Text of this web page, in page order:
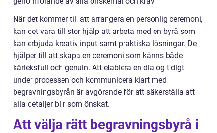
När det kommer till att arrangera en personlig ceremoni,
kan det vara till stor hjälp att arbeta med en byrå som
kan erbjuda kreativ input samt praktiska lösningar. De
hjälper till att skapa en ceremoni som känns både
kärleksfull och genuin. Att etablera en dialog tidigt
under processen och kommunicera klart med
begravningsbyrån är avgörande för att säkerställa att
alla detaljer blir som önskat.
Att välja rätt begravningsbyrå i